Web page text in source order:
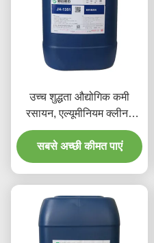
उच्च शुद्धता औद्योगिक कमी
रसायन, एल्यूमीनियम क्लीनर
एसिड
सबसे अच्छी कीमत पाएं